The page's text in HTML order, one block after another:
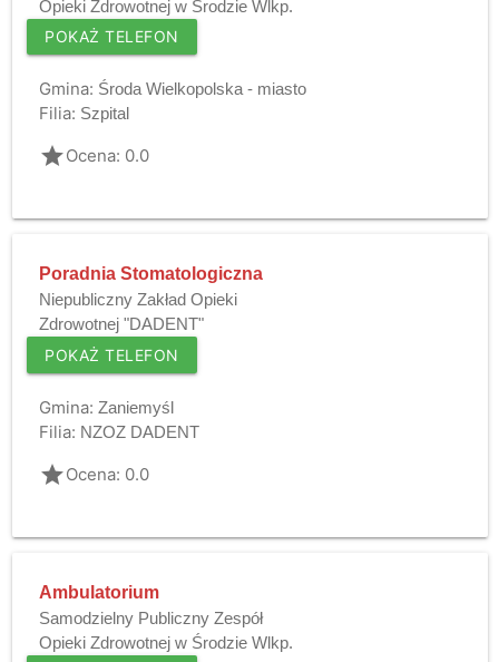
Opieki Zdrowotnej w Środzie Wlkp.
POKAŻ TELEFON
Gmina: Środa Wielkopolska - miasto
Filia: Szpital
gradeOcena: 0.0
Poradnia Stomatologiczna
Niepubliczny Zakład Opieki
Zdrowotnej "DADENT"
POKAŻ TELEFON
Gmina: Zaniemyśl
Filia: NZOZ DADENT
gradeOcena: 0.0
Ambulatorium
Samodzielny Publiczny Zespół
Opieki Zdrowotnej w Środzie Wlkp.